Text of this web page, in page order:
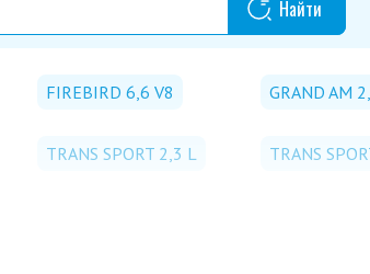
FIREBIRD 6,6 V8 GRAND AM
TRANS SPORT 2,3 L TRANS